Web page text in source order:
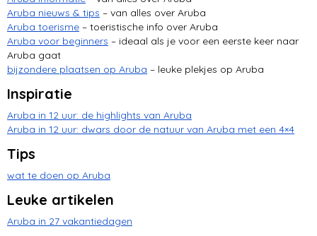
San Nicolas
Aruba nieuws & tips – van alles over Aruba
Aruba toerisme – toeristische info over Aruba
Aruba voor beginners – ideaal als je voor een eerste keer naar
Aruba gaat
bijzondere plaatsen op Aruba – leuke plekjes op Aruba
Inspiratie
Aruba in 12 uur: de highlights van Aruba
Aruba in 12 uur: dwars door de natuur van Aruba met een 4×4
Tips
wat te doen op Aruba
Leuke artikelen
Aruba in 27 vakantiedagen